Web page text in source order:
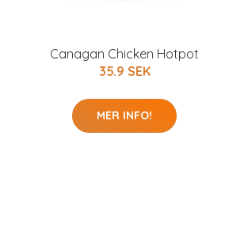
Canagan Chicken Hotpot
35.9 SEK
MER INFO!